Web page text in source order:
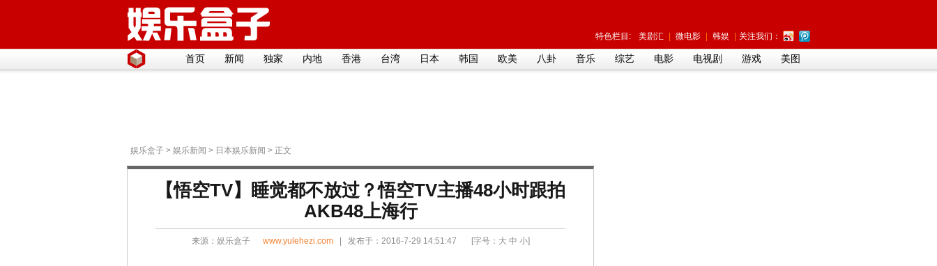
特色栏目: 美剧汇 微电影 韩娱 关注我们：
首页 新闻 独家 内地 香港 台湾 日本 韩国 欧美 八卦 音乐 综艺 电影 电视剧 游戏 美图
娱乐盒子 > 娱乐新闻 > 日本娱乐新闻 > 正文
【悟空TV】睡觉都不放过？悟空TV主播48小时跟拍
AKB48上海行
来源： 娱乐盒子 www.yulehezi.com| 发布于：2016-7-29 14:51:47 [字号： 大 中 小]